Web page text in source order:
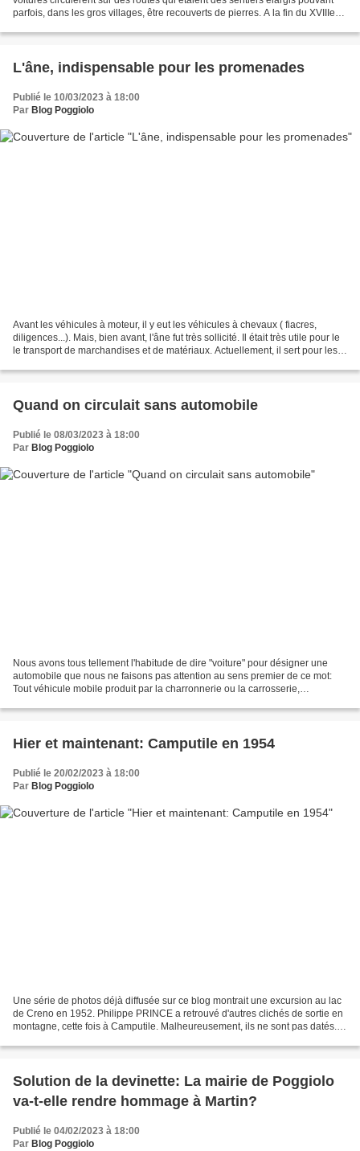
parfois, dans les gros villages, être recouverts de pierres. A la fin du XVIIIe
L'âne, indispensable pour les promenades
Publié le 10/03/2023 à 18:00
Par Blog Poggiolo
Avant les véhicules à moteur, il y eut les véhicules à chevaux ( fiacres,
diligences...). Mais, bien avant, l'âne fut très sollicité. Il était très utile pour le
le transport de marchandises et de matériaux. Actuellement, il sert pour les
Quand on circulait sans automobile
Publié le 08/03/2023 à 18:00
Par Blog Poggiolo
Nous avons tous tellement l'habitude de dire "voiture" pour désigner une
automobile que nous ne faisons pas attention au sens premier de ce mot:
Tout véhicule mobile produit par la charronnerie ou la carrosserie,
Hier et maintenant: Camputile en 1954
Publié le 20/02/2023 à 18:00
Par Blog Poggiolo
Une série de photos déjà diffusée sur ce blog montrait une excursion au lac
de Creno en 1952. Philippe PRINCE a retrouvé d'autres clichés de sortie en
montagne, cette fois à Camputile. Malheureusement, ils ne sont pas datés.
Solution de la devinette: La mairie de Poggiolo
va-t-elle rendre hommage à Martin?
Publié le 04/02/2023 à 18:00
Par Blog Poggiolo